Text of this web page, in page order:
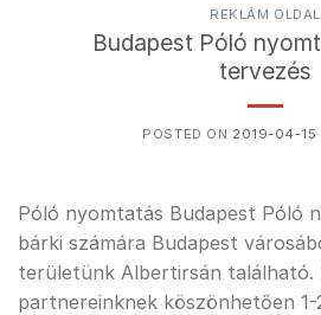
REKLÁM OLDAL
Budapest Póló
tervezés
POSTED ON 2019-04-15
Póló nyomtatás Budapest Póló
bárki számára Budapest
területünk Albertirsán található.
partnereinknek köszönhetően